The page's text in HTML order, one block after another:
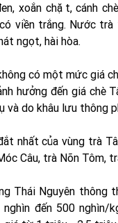
xoắn chặt, cánh
viền trắng. Nước trà
ngọt, hài hòa.
có một mức giá
hưởng đến giá chè
và do khâu lưu thông
nhất của vùng trà
Câu, trà Nõn Tôm,
Thái Nguyên thông
đến 500 nghìn/